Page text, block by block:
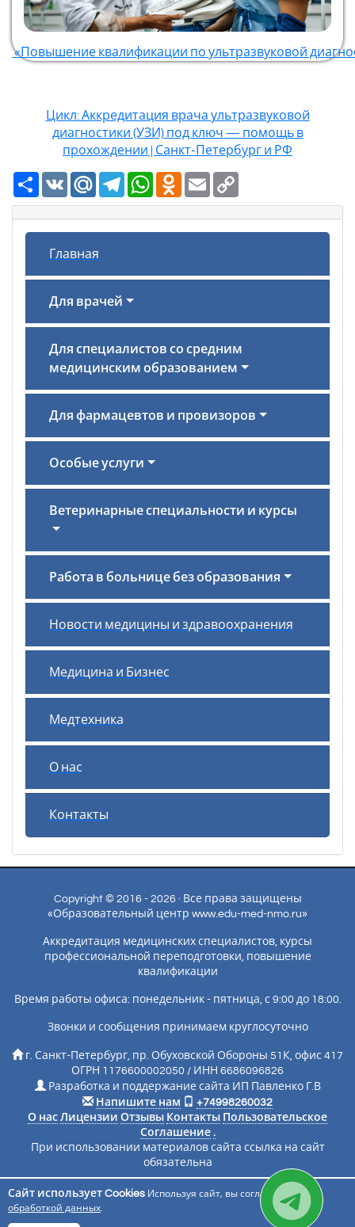
«Повышение квалификации по ультразвуковой
Цикл: Аккредитация врача ультразвуковой
диагностики (УЗИ) под ключ — помощь в
прохождении | Санкт-Петербург и РФ
Ресурс
VK Mail.RuTelegramWhatsAppOdnoklassniki
Email
Главная
Для врачей
Для специалистов со средним
медицинским образованием
Для фармацевтов и провизоров
Особые услуги
Ветеринарные специальности и курсы
Работа в больнице без образования
Новости медицины и здравоохранения
Медицина и Бизнес
Медтехника
О нас
Контакты
Copyright © 2016 - 2026 · Все права защищены
«Образовательный центр www.edu-med-nmo.ru»
Аккредитация медицинских специалистов, курсы
профессиональной переподготовки, повышение
квалификации
Время работы офиса: понедельник - пятница, с 9:00 до 18:00.
Звонки и сообщения принимаем круглосуточно
г. Санкт-Петербург, пр. Обуховской Обороны 51К, офис 417
ОГРН 1176600002050 / ИНН 6686096826
Разработка и поддержание сайта ИП Павленко Г.В
Напишите нам
+74998260032
О нас Лицензии Отзывы Контакты Пользовательское
Соглашение .
При использовании материалов сайта ссылка на сайт
обязательна
Подписаться на новости
Сайт использует Cookies Используя сайт, вы соглашаетесь с
обработкой данных.